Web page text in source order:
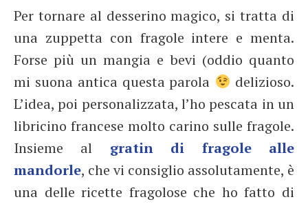
Per tornare al desserino magico, si tratta di
una zuppetta con fragole intere e menta.
Forse più un mangia e bevi (oddio quanto
mi suona antica questa parola
delizioso.
L’idea, poi personalizzata, l’ho pescata in un
libricino francese molto carino sulle fragole.
Insieme al gratin di fragole alle
mandorle, che vi consiglio assolutamente, è
una delle ricette fragolose che ho fatto di